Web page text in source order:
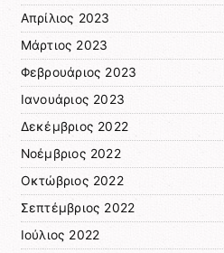
Απρίλιος 2023
Μάρτιος 2023
Φεβρουάριος 2023
Ιανουάριος 2023
Δεκέμβριος 2022
Νοέμβριος 2022
Οκτώβριος 2022
Σεπτέμβριος 2022
Ιούλιος 2022